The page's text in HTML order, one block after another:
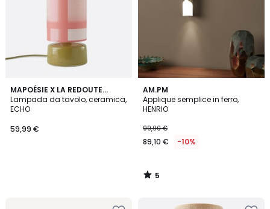
MAPOÉSIE X LA REDOUTE
INTÉRIEURS
Lampada da tavolo, ceramica,
ECHO
59,99 €
AM.PM
Applique semplice in ferro,
HENRIO
99,00 €
89,10 € -10%
5
/
5
5
/